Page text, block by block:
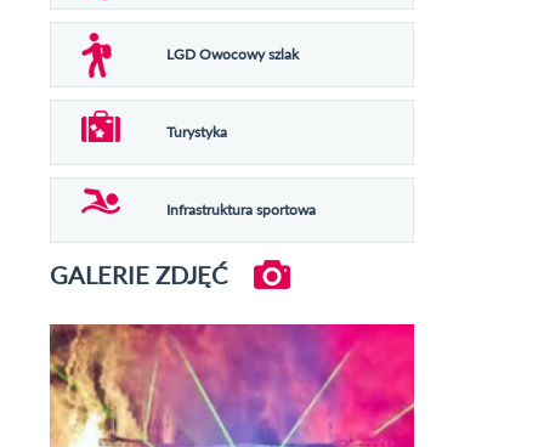
LGD Owocowy szlak
Turystyka
Infrastruktura sportowa
GALERIE ZDJĘĆ